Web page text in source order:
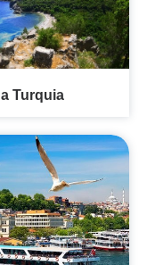
Turquia